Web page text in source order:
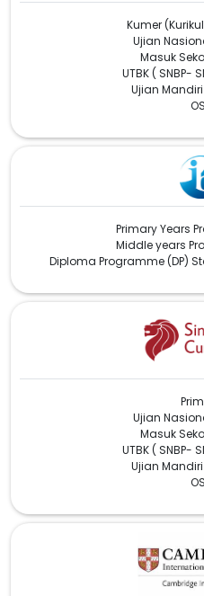
Kumer
Ujian
Masuk
UTBK ( SNBP-
Ujian Mandiri
Primary Years
Middle years
Diploma Programme (DP)
Ujian
Masuk
UTBK ( SNBP-
Ujian Mandiri